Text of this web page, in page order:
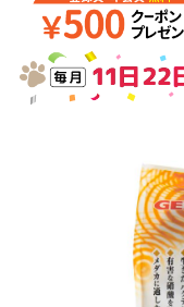
ドッグフード
美容・ケア用品
日用品（デイリー）
トリマーグッズ
アフターサービス
商品リクエスト
お問い合わせ